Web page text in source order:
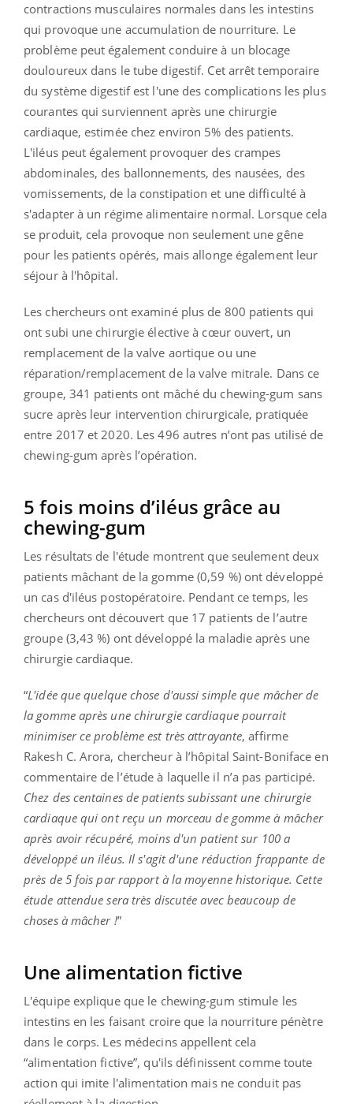
contractions musculaires normales dans les intestins
qui provoque une accumulation de nourriture. Le
problème peut également conduire à un blocage
douloureux dans le tube digestif. Cet arrêt temporaire
du système digestif est l'une des complications les plus
courantes qui surviennent après une chirurgie
cardiaque, estimée chez environ 5% des patients.
L'iléus peut également provoquer des crampes
abdominales, des ballonnements, des nausées, des
vomissements, de la constipation et une difficulté à
s'adapter à un régime alimentaire normal. Lorsque cela
se produit, cela provoque non seulement une gêne
pour les patients opérés, mais allonge également leur
séjour à l'hôpital.
Les chercheurs ont examiné plus de 800 patients qui
ont subi une chirurgie élective à cœur ouvert, un
remplacement de la valve aortique ou une
réparation/remplacement de la valve mitrale. Dans ce
groupe, 341 patients ont mâché du chewing-gum sans
sucre après leur intervention chirurgicale, pratiquée
entre 2017 et 2020. Les 496 autres n’ont pas utilisé de
chewing-gum après l’opération.
5 fois moins d’iléus grâce au
chewing-gum
Les résultats de l'étude montrent que seulement deux
patients mâchant de la gomme (0,59 %) ont développé
un cas d'iléus postopératoire. Pendant ce temps, les
chercheurs ont découvert que 17 patients de l’autre
groupe (3,43 %) ont développé la maladie après une
chirurgie cardiaque.
“L'idée que quelque chose d'aussi simple que mâcher de
la gomme après une chirurgie cardiaque pourrait
minimiser ce problème est très attrayante, affirme
Rakesh C. Arora, chercheur à l’hôpital Saint-Boniface en
commentaire de l’étude à laquelle il n’a pas participé.
Chez des centaines de patients subissant une chirurgie
cardiaque qui ont reçu un morceau de gomme à mâcher
après avoir récupéré, moins d'un patient sur 100 a
développé un iléus. Il s'agit d'une réduction frappante de
près de 5 fois par rapport à la moyenne historique. Cette
étude attendue sera très discutée avec beaucoup de
choses à mâcher !”
Une alimentation fictive
L'équipe explique que le chewing-gum stimule les
intestins en les faisant croire que la nourriture pénètre
dans le corps. Les médecins appellent cela
“alimentation fictive”, qu'ils définissent comme toute
action qui imite l'alimentation mais ne conduit pas